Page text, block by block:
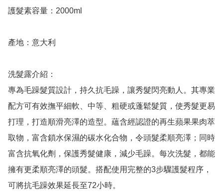
護髮素容量：2000ml
產地：意大利
洗髮露介紹：
專為毛躁髮質設計，持久抗毛躁，讓秀髮閃亮動人。其專業
配方可有效撫平細軟、中等、粗硬或蓬鬆髮質，使秀髮更易
打理，打造順滑亮澤的造型。蘊含經認證的再生蘋果果肉萃
取物，富含鎖水保濕的碳水化合物，令頭髮柔順亮澤；同時
富含抗氧化劑，保護秀髮健康，減少毛躁。每次洗髮，都能
擁有更柔順亮澤的頭髮。搭配使用完整的3步驟護髮程序，
可將抗毛躁效果延長至72小時。